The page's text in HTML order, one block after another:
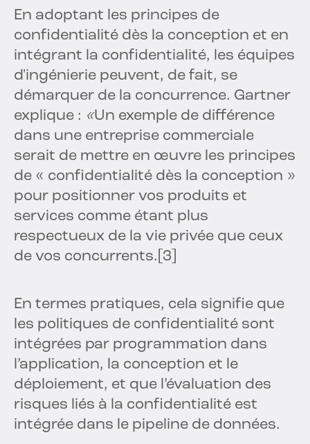
En adoptant les principes de
confidentialité dès la conception et en
intégrant la confidentialité, les équipes
d'ingénierie peuvent, de fait, se
démarquer de la concurrence. Gartner
explique : «Un exemple de différence
dans une entreprise commerciale
serait de mettre en œuvre les principes
de « confidentialité dès la conception »
pour positionner vos produits et
services comme étant plus
respectueux de la vie privée que ceux
de vos concurrents. [3]
En termes pratiques, cela signifie que
les politiques de confidentialité sont
intégrées par programmation dans
l’application, la conception et le
déploiement, et que l’évaluation des
risques liés à la confidentialité est
intégrée dans le pipeline de données.